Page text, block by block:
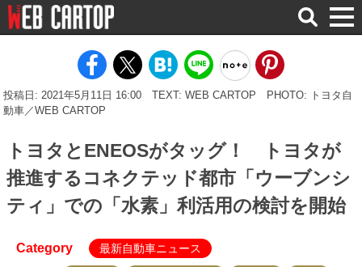
検
索
投稿日: 2021年5月11日 16:00 TEXT: WEB CARTOP
PHOTO: トヨタ自
動車／WEB CARTOP
トヨタとENEOSがタッグ！ トヨタが
推進するコネクテッド都市「ウーブンシ
ティ」での「水素」利活用の検討を開始
Category 最新自動車ニュース